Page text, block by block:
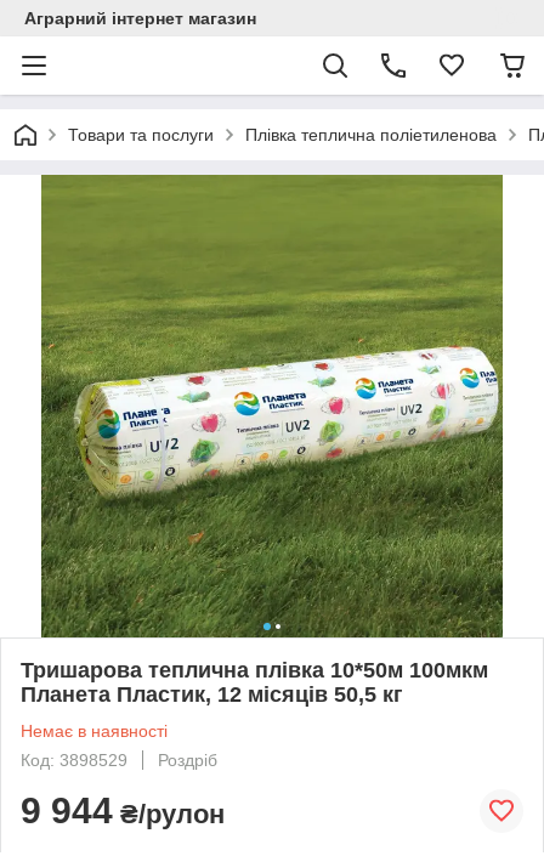
Аграрний інтернет магазин
Товари та послуги Плівка теплична поліетиленова
Тришарова теплична плівка 10*50м 100мкм
Планета Пластик, 12 місяців 50,5 кг
Немає в наявності
Код: 3898529
Роздріб
9 944 ₴/рулон